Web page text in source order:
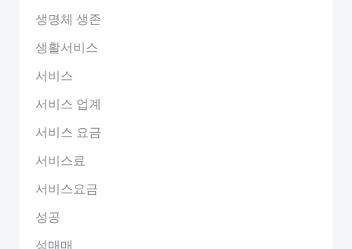
생명체 생존
생활서비스
서비스
서비스 업계
서비스 요금
서비스료
서비스요금
성공
성매매